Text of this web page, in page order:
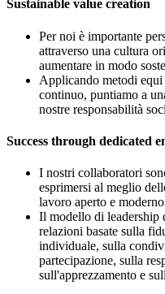
Sustainable value creation
Per noi è importante
attraverso una cultura
aumentare in modo
Applicando metodi
continuo, puntiamo a
nostre responsabilità
Success through dedicated
I nostri collaboratori
esprimersi al meglio
lavoro aperto e
Il modello di leadership
relazioni basate sulla
individuale, sulla
partecipazione, sulla
sull'apprezzamento e